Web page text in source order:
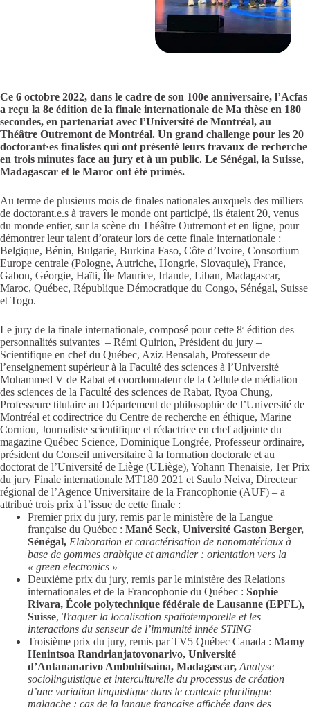
Ce 6 octobre 2022, dans le cadre de son 100e anniversaire, l’Acfas
a reçu la 8e édition de la finale internationale de Ma thèse en 180
secondes, en partenariat avec l’Université de Montréal, au
Théâtre Outremont de Montréal. Un grand challenge pour les 20
doctorant·es finalistes qui ont présenté leurs travaux de recherche
en trois minutes face au jury et à un public. Le Sénégal, la Suisse,
Madagascar et le Maroc ont été primés.
Au terme de plusieurs mois de finales nationales auxquels des milliers
de doctorant.e.s à travers le monde ont participé, ils étaient 20, venus
du monde entier, sur la scène du Théâtre Outremont et en ligne, pour
démontrer leur talent d’orateur lors de cette finale internationale :
Belgique, Bénin, Bulgarie, Burkina Faso, Côte d’Ivoire, Consortium
Europe centrale (Pologne, Autriche, Hongrie, Slovaquie), France,
Gabon, Géorgie, Haïti, Île Maurice, Irlande, Liban, Madagascar,
Maroc, Québec, République Démocratique du Congo, Sénégal, Suisse
et Togo.
Le jury de la finale internationale, composé pour cette 8e édition des
personnalités suivantes – Rémi Quirion, Président du jury –
Scientifique en chef du Québec, Aziz Bensalah, Professeur de
l’enseignement supérieur à la Faculté des sciences à l’Université
Mohammed V de Rabat et coordonnateur de la Cellule de médiation
des sciences de la Faculté des sciences de Rabat, Ryoa Chung,
Professeure titulaire au Département de philosophie de l’Université de
Montréal et codirectrice du Centre de recherche en éthique, Marine
Corniou, Journaliste scientifique et rédactrice en chef adjointe du
magazine Québec Science, Dominique Longrée, Professeur ordinaire,
président du Conseil universitaire à la formation doctorale et au
doctorat de l’Université de Liège (ULiège), Yohann Thenaisie, 1er Prix
du jury Finale internationale MT180 2021 et Saulo Neiva, Directeur
régional de l’Agence Universitaire de la Francophonie (AUF) – a
attribué trois prix à l’issue de cette finale :
Premier prix du jury, remis par le ministère de la Langue
française du Québec : Mané Seck, Université Gaston Berger,
Sénégal, Elaboration et caractérisation de nanomatériaux à
base de gommes arabique et amandier : orientation vers la
« green electronics »
Deuxième prix du jury, remis par le ministère des Relations
internationales et de la Francophonie du Québec : Sophie
Rivara, École polytechnique fédérale de Lausanne (EPFL),
Suisse, Traquer la localisation spatiotemporelle et les
interactions du senseur de l’immunité innée STING
Troisième prix du jury, remis par TV5 Québec Canada : Mamy
Henintsoa Randrianjatovonarivo, Université
d’Antananarivo Ambohitsaina, Madagascar, Analyse
sociolinguistique et interculturelle du processus de création
d’une variation linguistique dans le contexte plurilingue
malgache : cas de la langue française affichée dans des